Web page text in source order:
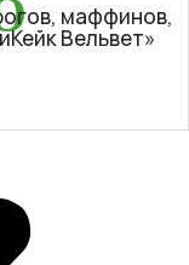
маффинов,
Вельвет»